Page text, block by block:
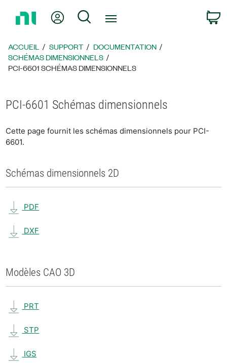
page
d’accueil
Mon compteRechercher
ACCUEIL SUPPORT
DOCUMENTATION
SCHÉMAS DIMENSIONNELS
PCI-6601 SCHÉMAS DIMENSIONNELS
PCI-6601 Schémas dimensionnels
Cette page fournit les schémas dimensionnels pour PCI-
6601.
Schémas dimensionnels 2D
PDF
DXF
Modèles CAO 3D
PRT
STP
IGS